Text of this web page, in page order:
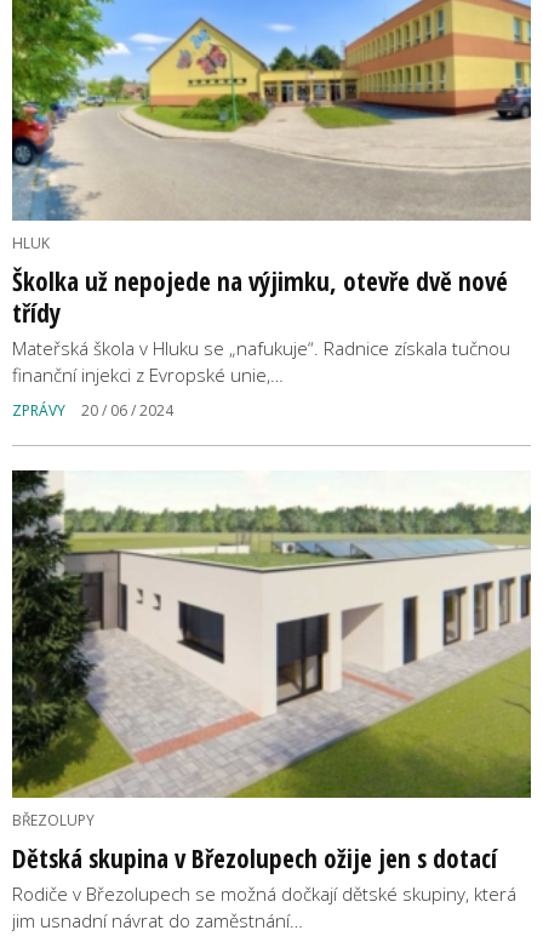
HLUK
Školka už nepojede na výjimku, otevře dvě nové
třídy
Mateřská škola v Hluku se „nafukuje“. Radnice získala tučnou
finanční injekci z Evropské unie,…
ZPRÁVY 20 / 06 / 2024
BŘEZOLUPY
Dětská skupina v Březolupech ožije jen s dotací
Rodiče v Březolupech se možná dočkají dětské skupiny, která
jim usnadní návrat do zaměstnání…